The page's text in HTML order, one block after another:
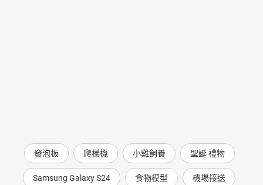
發泡板 爬梯機 小雞飼養 聖誕 禮物
Samsung Galaxy S24 食物模型 機場接送